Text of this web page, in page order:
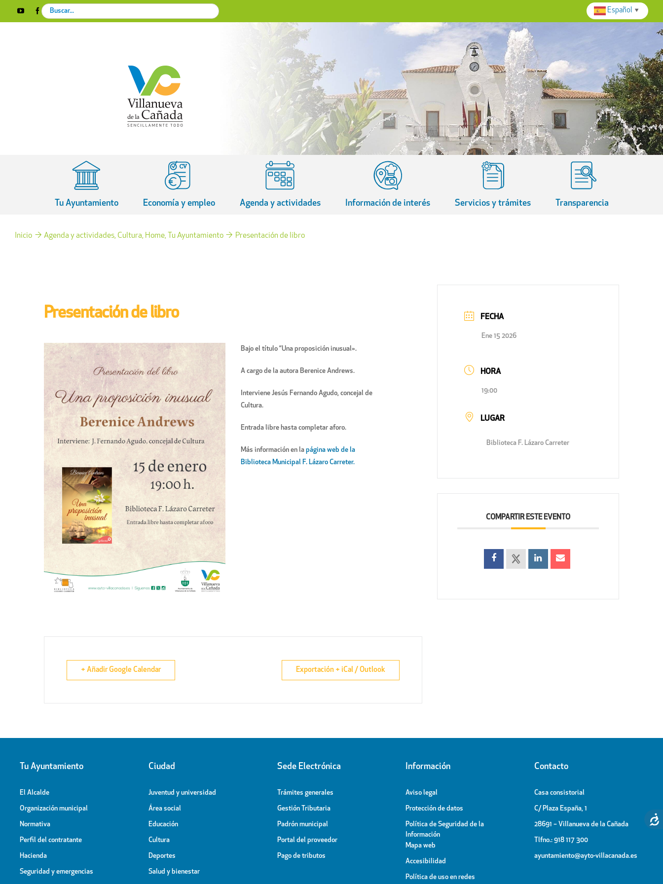
YouTubeFacebookInstagram
X
Search
for:
Tu Ayuntamiento Economía y empleo Agenda y actividades Información de interés Servicios y trámites Transparencia
Inicio Agenda y actividades Cultura Home Tu Ayuntamiento Presentación de libro
Presentación de libro
Bajo el título “Una proposición inusual».
A cargo de la autora Berenice Andrews.
Interviene Jesús Fernando Agudo, concejal de
Cultura.
Entrada libre hasta completar aforo.
Más información en la página web de la
Biblioteca Municipal F. Lázaro Carreter.
+ Añadir Google Calendar Exportación + iCal / Outlook
FECHA
Ene 15 2026
HORA
19:00
LUGAR
Biblioteca F. Lázaro Carreter
COMPARTIR ESTE EVENTO
Tu Ayuntamiento
El Alcalde
Organización municipal
Normativa
Perfil del contratante
Hacienda
Seguridad y emergencias
Ciudad
Juventud y universidad
Área social
Educación
Cultura
Deportes
Salud y bienestar
Sede Electrónica
Trámites generales
Gestión Tributaria
Padrón municipal
Portal del proveedor
Pago de tributos
Información
Aviso legal
Protección de datos
Política de Seguridad de la
Información
Mapa web
Accesibilidad
Política de uso en redes
Contacto
Casa consistorial
C/ Plaza España, 1
28691 – Villanueva de la Cañada
Tlfno.: 918 117 300
ayuntamiento@ayto-villacanada.es
Español ▼